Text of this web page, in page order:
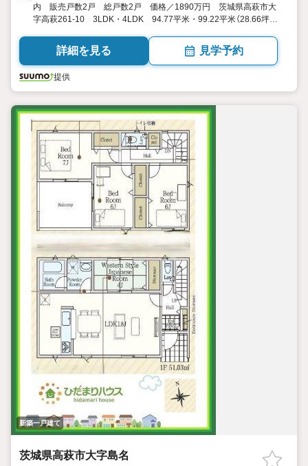
内 販売戸数2戸 総戸数2戸 価格／1890万円 茨城県高萩市大
字高萩261-10 3LDK・4LDK 94.77平米・99.22平米（28.66坪・
詳細を見る 見学予約
提供
新築一戸建て
茨城県高萩市大字島名